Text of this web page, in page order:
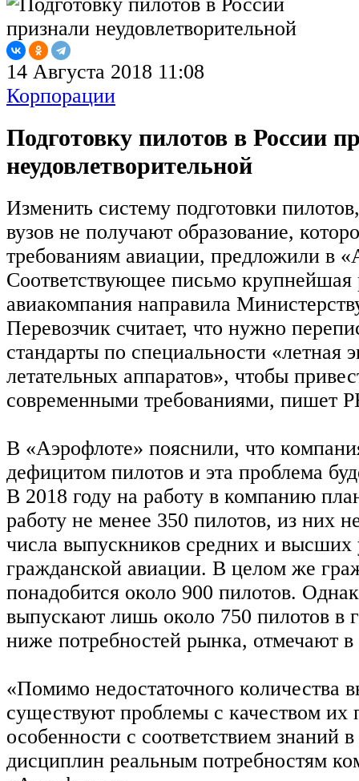
14 Августа 2018 11:08
Корпорации
Подготовку пилотов в России
неудовлетворительной
Изменить систему подготовки
вузов не получают образование,
требованиям авиации, предложили в
Соответствующее письмо крупнейшая
авиакомпания направила
Перевозчик считает, что нужно
стандарты по специальности «летная
летательных аппаратов», чтобы
современными требованиями, пишет
В «Аэрофлоте» пояснили, что
дефицитом пилотов и эта проблема
В 2018 году на работу в компанию
работу не менее 350 пилотов, из них
числа выпускников средних и высших
гражданской авиации. В целом же
понадобится около 900 пилотов.
выпускают лишь около 750 пилотов в
ниже потребностей рынка, отмечают
«Помимо недостаточного количества
существуют проблемы с качеством их
особенности с соответствием знаний
дисциплин реальным потребностям